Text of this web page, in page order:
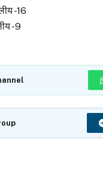
-16
-9